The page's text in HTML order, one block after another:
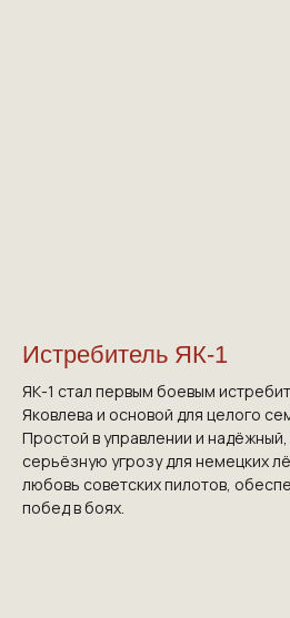
Истребитель ЯК-1
ЯК-1 стал первым боевым
Яковлева и основой для целого
Простой в управлении и
серьёзную угрозу для немецких
любовь советских пилотов,
побед в боях.